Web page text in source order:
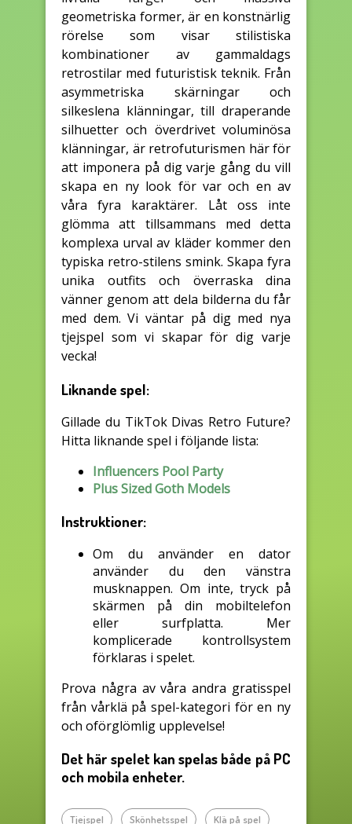
geometriska former, är en konstnärlig
rörelse som visar stilistiska
kombinationer av gammaldags
retrostilar med futuristisk teknik. Från
asymmetriska skärningar och
silkeslena klänningar, till draperande
silhuetter och överdrivet voluminösa
klänningar, är retrofuturismen här för
att imponera på dig varje gång du vill
skapa en ny look för var och en av
våra fyra karaktärer. Låt oss inte
glömma att tillsammans med detta
komplexa urval av kläder kommer den
typiska retro-stilens smink. Skapa fyra
unika outfits och överraska dina
vänner genom att dela bilderna du får
med dem. Vi väntar på dig med nya
tjejspel som vi skapar för dig varje
vecka!
Liknande spel:
Gillade du TikTok Divas Retro Future?
Hitta liknande spel i följande lista:
Influencers Pool Party
Plus Sized Goth Models
Instruktioner:
Om du använder en dator
använder du den vänstra
musknappen. Om inte, tryck på
skärmen på din mobiltelefon
eller surfplatta. Mer
komplicerade kontrollsystem
förklaras i spelet.
Prova några av våra andra gratisspel
från vårklä på spel-kategori för en ny
och oförglömlig upplevelse!
Det här spelet kan spelas både på PC
och mobila enheter.
Tjejspel Skönhetsspel Klä på spel